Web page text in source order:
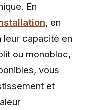
En
, en
leur capacité en
ou monobloc,
vous
et